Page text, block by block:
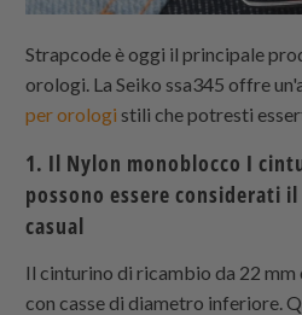
Strapcode è oggi il principale
orologi. La Seiko ssa345 offre
per orologi stili che potresti
1. Il Nylon monoblocco I
possono essere considerati
casual
Il cinturino di ricambio da 22
con casse di diametro inferiore.